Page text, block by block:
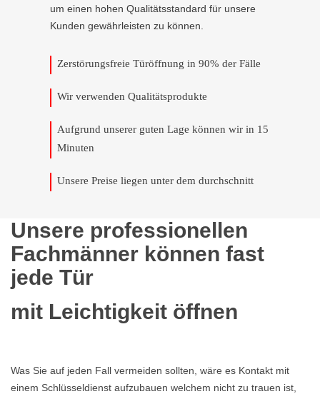
um einen hohen Qualitätsstandard für unsere
Kunden gewährleisten zu können.
Zerstörungsfreie Türöffnung in 90% der Fälle
Wir verwenden Qualitätsprodukte
Aufgrund unserer guten Lage können wir in 15
Minuten
Unsere Preise liegen unter dem durchschnitt
Unsere professionellen
Fachmänner können fast
jede Tür
mit Leichtigkeit öffnen
Was Sie auf jeden Fall vermeiden sollten, wäre es Kontakt mit
einem Schlüsseldienst aufzubauen welchem nicht zu trauen ist,